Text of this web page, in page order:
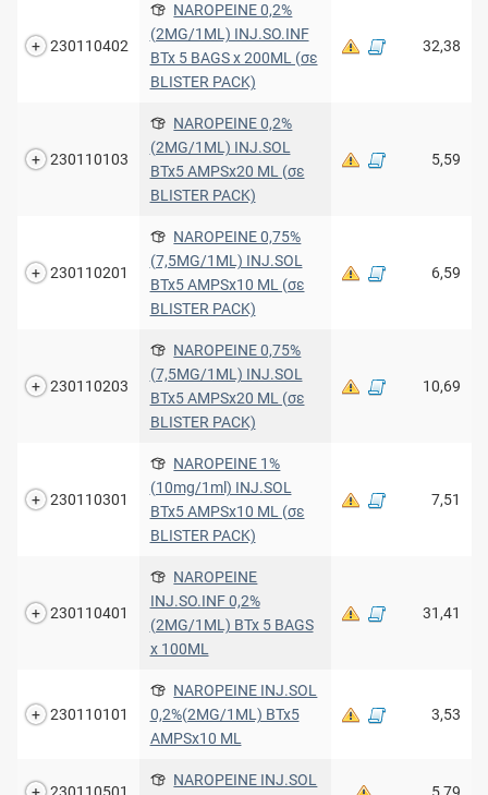
230110402
NAROPEINE 0,2%
(2MG/1ML) INJ.SO.INF
BTx 5 BAGS x 200ML (σε
BLISTER PACK)
32,38
230110103
NAROPEINE 0,2%
(2MG/1ML) INJ.SOL
BTx5 AMPSx20 ML (σε
BLISTER PACK)
5,59
230110201
NAROPEINE 0,75%
(7,5MG/1ML) INJ.SOL
BTx5 AMPSx10 ML (σε
BLISTER PACK)
6,59
230110203
NAROPEINE 0,75%
(7,5MG/1ML) INJ.SOL
BTx5 AMPSx20 ML (σε
BLISTER PACK)
10,69
230110301
NAROPEINE 1%
(10mg/1ml) INJ.SOL
BTx5 AMPSx10 ML (σε
BLISTER PACK)
7,51
230110401
NAROPEINE
INJ.SO.INF 0,2%
(2MG/1ML) BTx 5 BAGS
x 100ML
31,41
230110101
NAROPEINE INJ.SOL
0,2%(2MG/1ML) BTx5
AMPSx10 ML
3,53
NAROPEINE INJ.SOL